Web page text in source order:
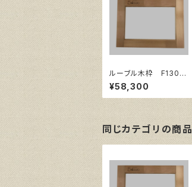
ルーブル木枠 F130
サイズ1940㎜×1620
㎜
¥58,300
同じカテゴリの商品